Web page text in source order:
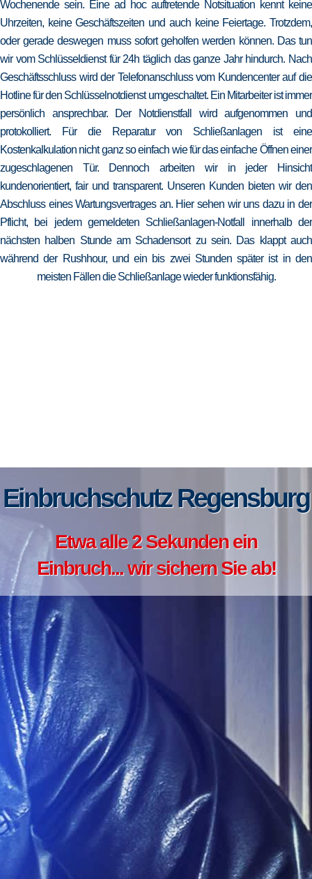
Wochenende sein. Eine ad hoc auftretende Notsituation kennt keine
Uhrzeiten, keine Geschäftszeiten und auch keine Feiertage. Trotzdem,
oder gerade deswegen muss sofort geholfen werden können. Das tun
wir vom Schlüsseldienst für 24h täglich das ganze Jahr hindurch. Nach
Geschäftsschluss wird der Telefonanschluss vom Kundencenter auf die
Hotline für den Schlüsselnotdienst umgeschaltet. Ein Mitarbeiter ist immer
persönlich ansprechbar. Der Notdienstfall wird aufgenommen und
protokolliert. Für die Reparatur von Schließanlagen ist eine
Kostenkalkulation nicht ganz so einfach wie für das einfache Öffnen einer
zugeschlagenen Tür. Dennoch arbeiten wir in jeder Hinsicht
kundenorientiert, fair und transparent. Unseren Kunden bieten wir den
Abschluss eines Wartungsvertrages an. Hier sehen wir uns dazu in der
Pflicht, bei jedem gemeldeten Schließanlagen-Notfall innerhalb der
nächsten halben Stunde am Schadensort zu sein. Das klappt auch
während der Rushhour, und ein bis zwei Stunden später ist in den
meisten Fällen die Schließanlage wieder funktionsfähig.
Einbruchschutz Regensburg
Etwa alle 2 Sekunden ein
Einbruch... wir sichern Sie ab!